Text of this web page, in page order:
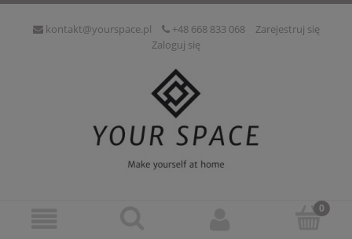
kontakt@yourspace.pl +48 668 833 068
Zarejestruj się
Zaloguj się